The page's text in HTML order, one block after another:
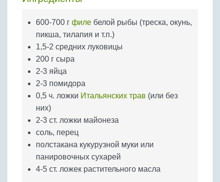
Бобовые
Яйца
Крупы
600-700 г филе белой рыбы (треска, окунь,
пикша, тилапия и т.п.)
1,5-2 средних луковицы
200 г сыра
2-3 яйца
2-3 помидора
0,5 ч. ложки Итальянских трав (или без
них)
2-3 ст. ложки майонеза
соль, перец
полстакана кукурузной муки или
панировочных сухарей
4-5 ст. ложек растительного масла